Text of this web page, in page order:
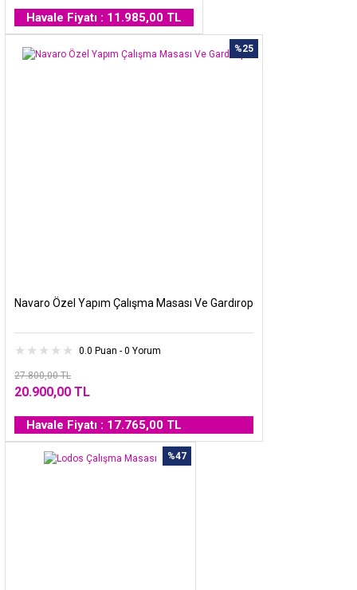
Havale Fiyatı : 11.985,00 TL
%25
Navaro Özel Yapım Çalışma Masası Ve Gardırop
0.0 Puan - 0 Yorum
27.800,00 TL
20.900,00 TL
Havale Fiyatı : 17.765,00 TL
%47